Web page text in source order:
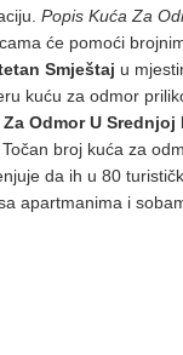
Popis Kuća Za
će pomoći
Smještaj u
kuću za odmor
Za Odmor U Srednjoj
Točan broj kuća za
da ih u 80
apartmanima i